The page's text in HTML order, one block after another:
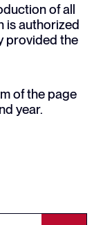
of all
is authorized
provided the
of the page
year.